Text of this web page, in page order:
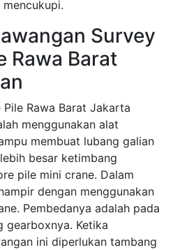
Survey
Rawa Barat
Rawa Barat Jakarta
menggunakan alat
membuat lubang galian
besar ketimbang
pile mini crane. Dalam
dengan menggunakan
Pembedanya adalah pada
gearboxnya. Ketika
ini diperlukan tambang